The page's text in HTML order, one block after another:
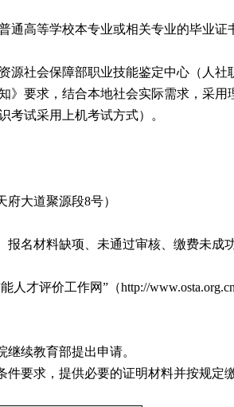
高等学校本专业或相关专业的毕业证
源社会保障部职业技能鉴定中心（人社
》要求，结合本地社会实际需求，采用
考试采用上机考试方式）。
大道聚源段8号）
名材料缺项、未通过审核、缴费未成
人才评价工作网”（http://
续教育部提出申请。
要求，提供必要的证明材料并按规定